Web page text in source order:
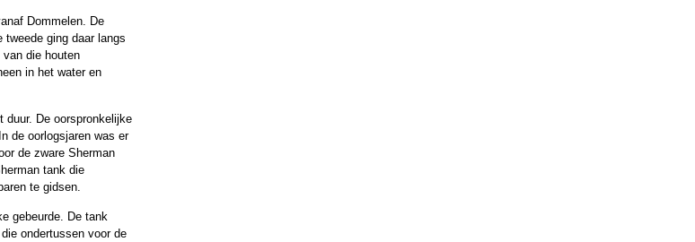
Dommelen. De
tweede ging daar langs
die houten
in het water en
duur. De oorspronkelijke
de oorlogsjaren was er
de zware Sherman
tank die
te gidsen.
gebeurde. De tank
ondertussen voor de